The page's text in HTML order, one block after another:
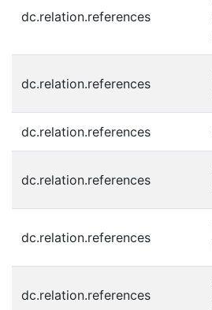
dc.relation.references
dc.relation.references
dc.relation.references
dc.relation.references
dc.relation.references
dc.relation.references